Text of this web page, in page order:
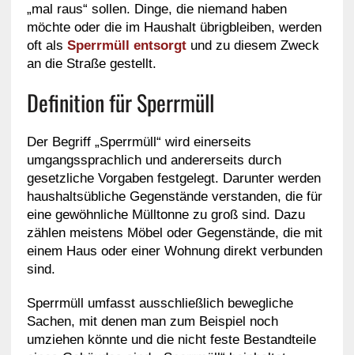
„mal raus“ sollen. Dinge, die niemand haben
möchte oder die im Haushalt übrigbleiben, werden
oft als Sperrmüll entsorgtund zu diesem Zweck
an die Straße gestellt.
Definition für Sperrmüll
Der Begriff „Sperrmüll“ wird einerseits
umgangssprachlich und andererseits durch
gesetzliche Vorgaben festgelegt. Darunter werden
haushaltsübliche Gegenstände verstanden, die für
eine gewöhnliche Mülltonne zu groß sind. Dazu
zählen meistens Möbel oder Gegenstände, die mit
einem Haus oder einer Wohnung direkt verbunden
sind.
Sperrmüll umfasst ausschließlich bewegliche
Sachen, mit denen man zum Beispiel noch
umziehen könnte und die nicht feste Bestandteile